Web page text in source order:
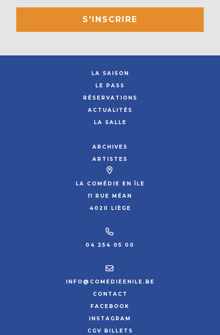
S'INSCRIRE
LA SAISON
LE PASS
RÉSERVATIONS
ACTUALITÉS
LA SALLE
ARCHIVES
ARTISTES
LA COMÉDIE EN ÎLE
11 RUE MÉAN
4020 LIÈGE
04 254 05 00
INFO@COMEDIEENILE.BE
CONTACT
FACEBOOK
INSTAGRAM
CGV BILLETS